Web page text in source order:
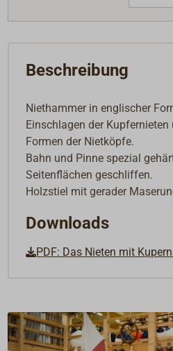
Beschreibung
Niethammer in englischer
Einschlagen der
Formen der Nietköpfe.
Bahn und Pinne spezial
Seitenflächen geschliffen.
Holzstiel mit gerader
Downloads
PDF: Das Nieten mit